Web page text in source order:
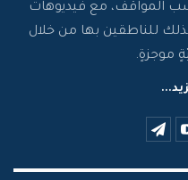
المواقف، مع فيديوهات
للناطقين بها من خلال
موجزةٍ.